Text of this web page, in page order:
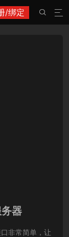
/绑定 

器
非常简单，让